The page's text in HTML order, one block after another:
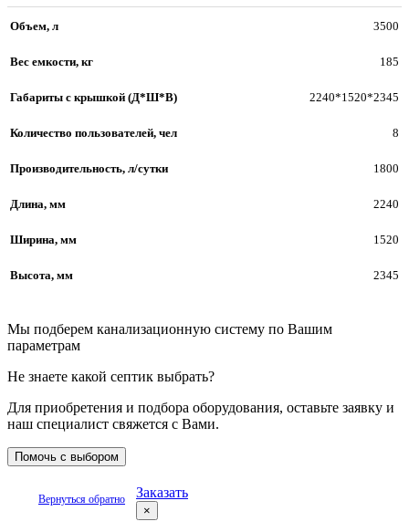
Объем, л 3500
Вес емкости, кг 185
Габариты с крышкой (Д*Ш*В) 2240*1520*2345
Количество пользователей, чел 8
Производительность, л/сутки 1800
Длина, мм 2240
Ширина, мм 1520
Высота, мм 2345
Мы подберем канализационную систему по Вашим
параметрам
Не знаете какой септик выбрать?
Для приобретения и подбора оборудования, оставьте заявку и
наш специалист свяжется с Вами.
Помочь с выбором
Вернуться обратно Заказать
×